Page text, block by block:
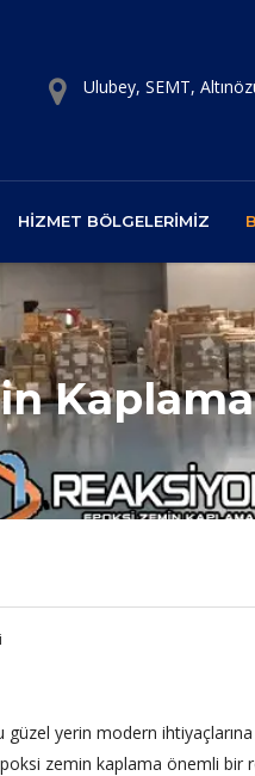
Ulubey, SEMT,
HIZMET BÖLGELERIMIZ
Kaplama
yerin modern
zemin kaplama önemli bir